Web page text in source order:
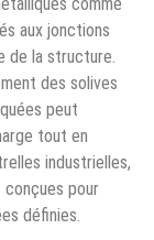
aux jonctions
de la structure.
des solives
peut
tout en
industrielles,
conçues pour
définies.